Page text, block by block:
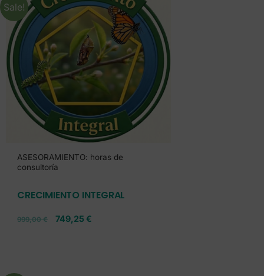
Sale!
ASESORAMIENTO: horas de
consultoría
CRECIMIENTO INTEGRAL
999,00€ 749,25 €